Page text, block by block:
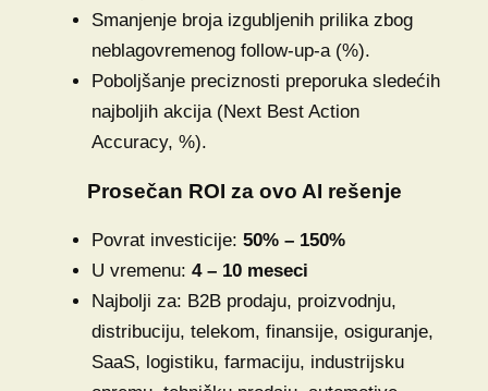
Smanjenje broja izgubljenih prilika zbog
neblagovremenog follow-up-a (%).
Poboljšanje preciznosti preporuka sledećih
najboljih akcija (Next Best Action
Accuracy, %).
Prosečan ROI za ovo AI rešenje
Povrat investicije: 50% – 150%
U vremenu: 4 – 10 meseci
Najbolji za: B2B prodaju, proizvodnju,
distribuciju, telekom, finansije, osiguranje,
SaaS, logistiku, farmaciju, industrijsku